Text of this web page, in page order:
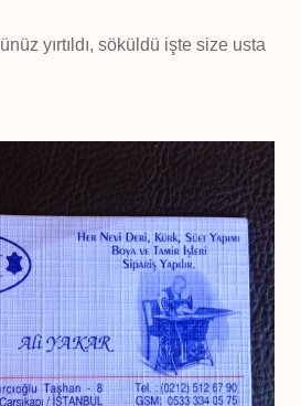
yırtıldı, söküldü işte size usta